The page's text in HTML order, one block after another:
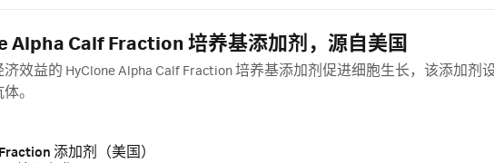
Alpha Calf Fraction 培养基添加剂，源自美国
效益的 HyClone Alpha Calf Fraction 培养基添加剂促进细胞生长，该添加剂
。
添加剂（美国）